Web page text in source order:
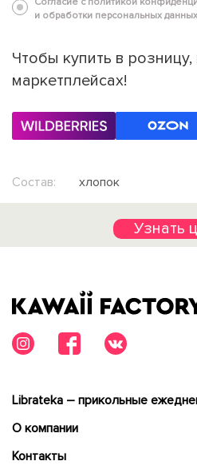
и обработки персональных данных
Чтобы купить в
маркетплейсах!
Состав: хлопок
Узнать
Librateka – прикольные
О компании
Контакты